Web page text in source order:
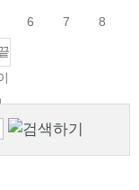
6 7 8